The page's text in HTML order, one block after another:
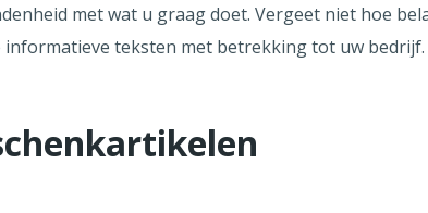
met wat u graag doet. Vergeet niet hoe
informatieve teksten met betrekking tot uw bedrijf.